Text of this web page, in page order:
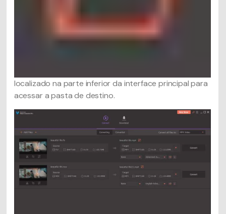
localizado na parte inferior da interface principal para
acessar a pasta de destino.